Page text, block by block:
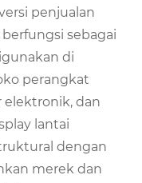
penjualan
sebagai
di
perangkat
elektronik, dan
lantai
dengan
merek dan